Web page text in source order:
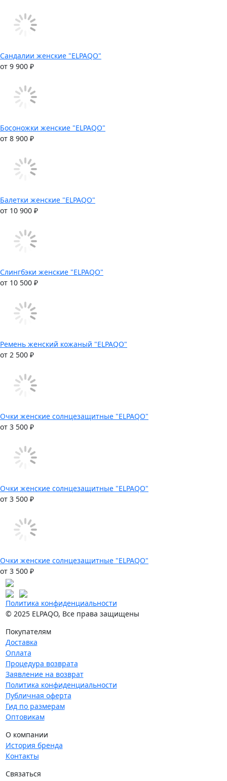
Сандалии женские "ELPAQO"
от 9 900 ₽
Босоножки женские "ELPAQO"
от 8 900 ₽
Балетки женские "ELPAQO"
от 10 900 ₽
Слингбэки женские "ELPAQO"
от 10 500 ₽
Ремень женский кожаный "ELPAQO"
от 2 500 ₽
Очки женские солнцезащитные "ELPAQO"
от 3 500 ₽
Очки женские солнцезащитные "ELPAQO"
от 3 500 ₽
Очки женские солнцезащитные "ELPAQO"
от 3 500 ₽
Политика конфиденциальности
© 2025 ELPAQO, Все права защищены
Покупателям
Доставка
Оплата
Процедура возврата
Заявление на возврат
Политика конфиденциальности
Публичная оферта
Гид по размерам
Оптовикам
О компании
История бренда
Контакты
Связаться